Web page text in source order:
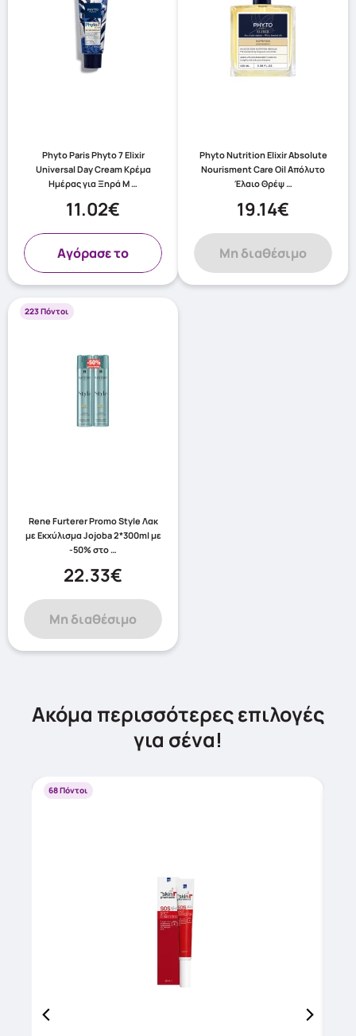
Phyto Paris Phyto 7 Elixir
Universal Day Cream Κρέμα
Ημέρας για Ξηρά Μ …
11.02€
Aγόρασε το
Phyto Nutrition Elixir Absolute
Nourisment Care Oil Απόλυτο
Έλαιο Θρέψ …
19.14€
Μη διαθέσιμο
223 Πόντοι
Rene Furterer Promo Style Λακ
με Εκχύλισμα Jojoba 2*300ml με
-50% στο …
22.33€
Μη διαθέσιμο
Ακόμα περισσότερες επιλογές
για σένα!
68 Πόντοι